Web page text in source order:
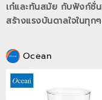
เก๋และทันสมัย กับฟังก์ชั่
สร้างแรงบันดาลใจในทุก
Ocean